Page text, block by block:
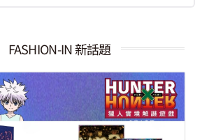
FASHION-IN 新話題